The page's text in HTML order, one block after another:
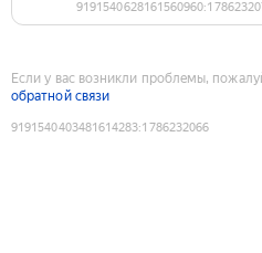
Если у вас возникли проблемы,
обратной связи
9191540403481614283:1786232066